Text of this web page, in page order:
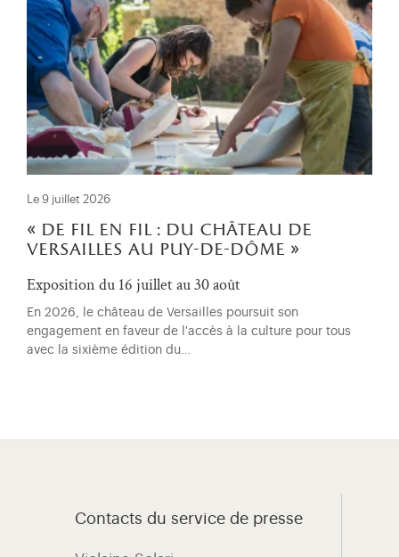
Le 9 juillet 2026
« de fil en fil : du château de
versailles au puy-de-dôme »
Exposition du 16 juillet au 30 août
En 2026, le château de Versailles poursuit son
engagement en faveur de l'accès à la culture pour tous
avec la sixième édition du…
Contacts du service de presse